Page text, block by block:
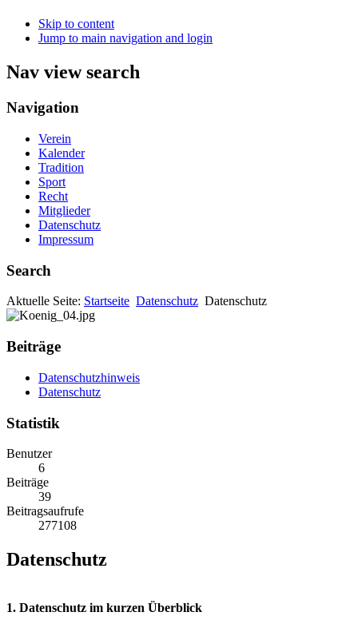
Skip to content
Jump to main navigation and login
Nav view search
Navigation
Verein
Kalender
Tradition
Sport
Recht
Mitglieder
Datenschutz
Impressum
Search
Aktuelle Seite: Startseite Datenschutz Datenschutz
Beiträge
Datenschutzhinweis
Datenschutz
Statistik
Benutzer
6
Beiträge
39
Beitragsaufrufe
277108
Datenschutz
1. Datenschutz im kurzen Überblick